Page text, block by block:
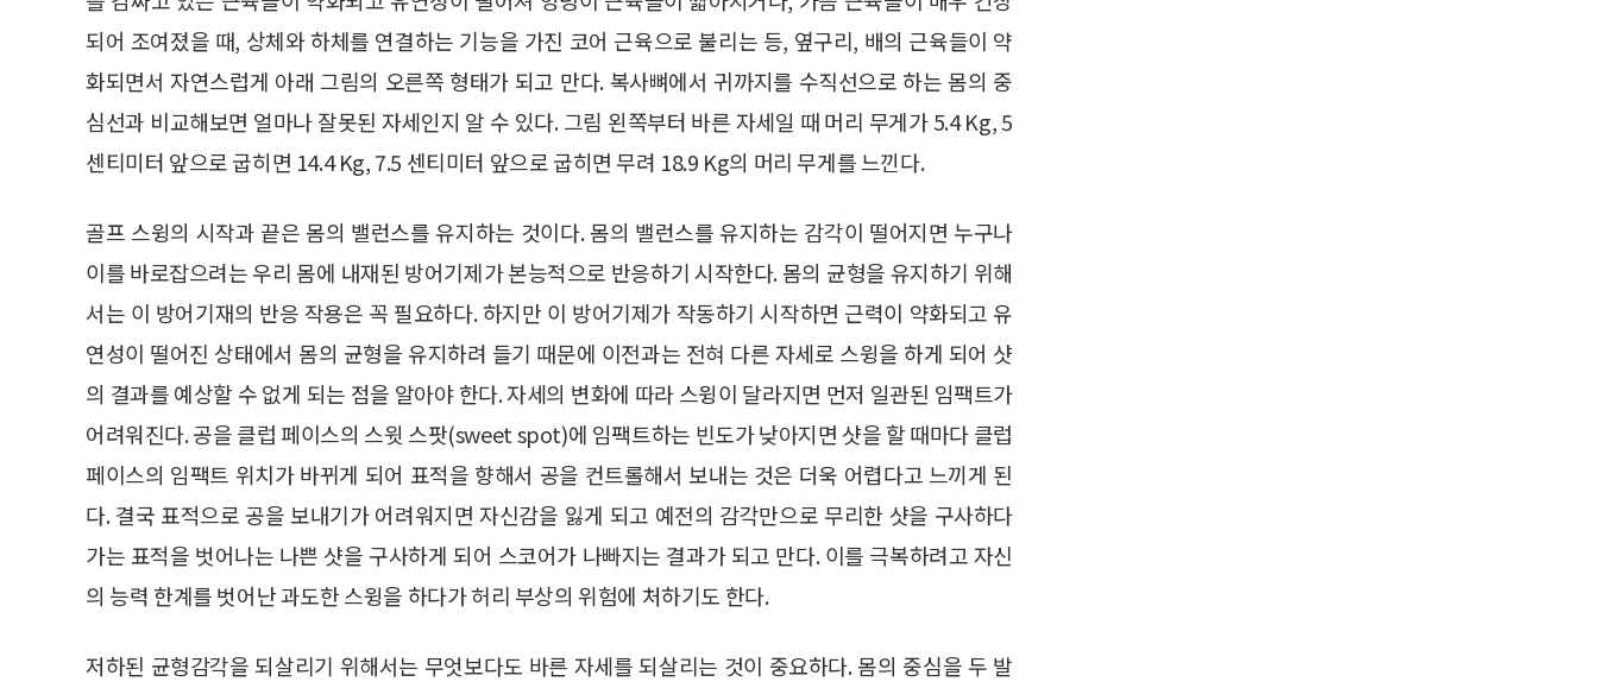
되어 조여졌을 때, 상체와 하체를 연결하는 기능을 가진 코어 근육으로 불리는 등, 옆구리, 배의 근육들이 약
화되면서 자연스럽게 아래 그림의 오른쪽 형태가 되고 만다. 복사뼈에서 귀까지를 수직선으로 하는 몸의 중
심선과 비교해보면 얼마나 잘못된 자세인지 알 수 있다. 그림 왼쪽부터 바른 자세일 때 머리 무게가 5.4 Kg, 5
센티미터 앞으로 굽히면 14.4 Kg, 7.5 센티미터 앞으로 굽히면 무려 18.9 Kg의 머리 무게를 느낀다.
골프 스윙의 시작과 끝은 몸의 밸런스를 유지하는 것이다. 몸의 밸런스를 유지하는 감각이 떨어지면 누구나
이를 바로잡으려는 우리 몸에 내재된 방어기제가 본능적으로 반응하기 시작한다. 몸의 균형을 유지하기 위해
서는 이 방어기재의 반응 작용은 꼭 필요하다. 하지만 이 방어기제가 작동하기 시작하면 근력이 약화되고 유
연성이 떨어진 상태에서 몸의 균형을 유지하려 들기 때문에 이전과는 전혀 다른 자세로 스윙을 하게 되어 샷
의 결과를 예상할 수 없게 되는 점을 알아야 한다. 자세의 변화에 따라 스윙이 달라지면 먼저 일관된 임팩트가
어려워진다. 공을 클럽 페이스의 스윗 스팟(sweet spot)에 임팩트하는 빈도가 낮아지면 샷을 할 때마다 클럽
페이스의 임팩트 위치가 바뀌게 되어 표적을 향해서 공을 컨트롤해서 보내는 것은 더욱 어렵다고 느끼게 된
다. 결국 표적으로 공을 보내기가 어려워지면 자신감을 잃게 되고 예전의 감각만으로 무리한 샷을 구사하다
가는 표적을 벗어나는 나쁜 샷을 구사하게 되어 스코어가 나빠지는 결과가 되고 만다. 이를 극복하려고 자신
의 능력 한계를 벗어난 과도한 스윙을 하다가 허리 부상의 위험에 처하기도 한다.
저하된 균형감각을 되살리기 위해서는 무엇보다도 바른 자세를 되살리는 것이 중요하다. 몸의 중심을 두 발